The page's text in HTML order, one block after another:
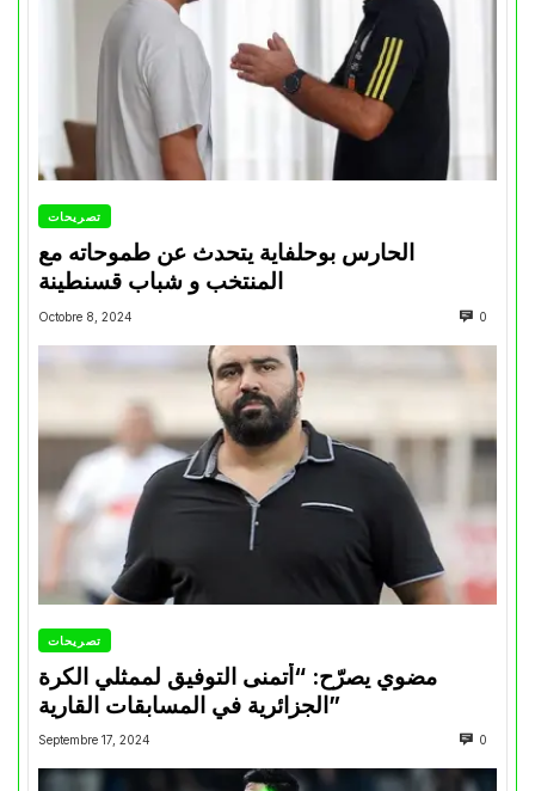
تصريحات
الحارس بوحلفاية يتحدث عن طموحاته مع
المنتخب و شباب قسنطينة
Octobre 8, 2024 0
تصريحات
مضوي يصرّح: “أتمنى التوفيق لممثلي الكرة
الجزائرية في المسابقات القارية”
Septembre 17, 2024 0